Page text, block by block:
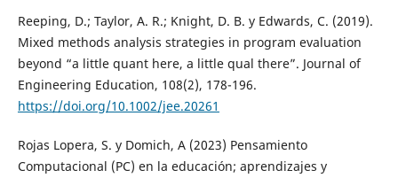
Reeping, D.; Taylor, A. R.; Knight, D. B. y Edwards, C. (2019).
Mixed methods analysis strategies in program evaluation
beyond “a little quant here, a little qual there”. Journal of
Engineering Education, 108(2), 178-196.
https://doi.org/10.1002/jee.20261
Rojas Lopera, S. y Domich, A (2023) Pensamiento
Computacional (PC) en la educación; aprendizajes y